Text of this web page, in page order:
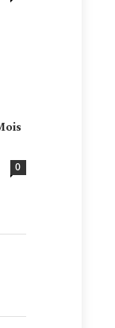
0